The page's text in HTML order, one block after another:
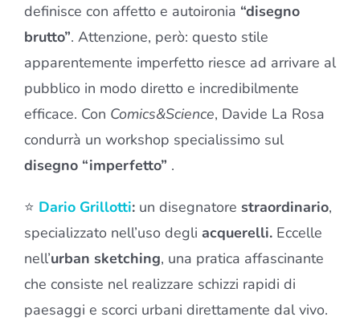
definisce con affetto e autoironia “disegno
brutto”. Attenzione, però: questo stile
apparentemente imperfetto riesce ad arrivare al
pubblico in modo diretto e incredibilmente
efficace. Con Comics&Science, Davide La Rosa
condurrà un workshop specialissimo sul
disegno “imperfetto” .
⭐ Dario Grillotti: un disegnatore straordinario,
specializzato nell’uso degli acquerelli. Eccelle
nell’urban sketching, una pratica affascinante
che consiste nel realizzare schizzi rapidi di
paesaggi e scorci urbani direttamente dal vivo.